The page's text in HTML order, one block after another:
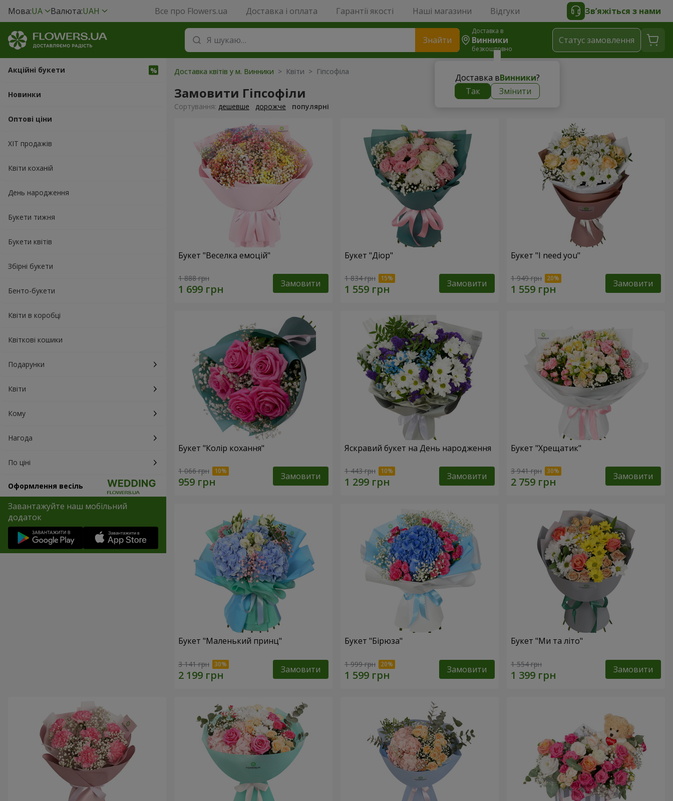
Мова:UA Валюта:UAH Все про Flowers.ua Доставка і оплата Гарантії якості Наші магазини Відгуки Зв’яжіться з нами
Знайти
Доставка в
Винники
безкоштовно
Доставка вВинники?
Так
Змінити
Статус замовлення
Акційні букети
Новинки
Оптові ціни
ХІТ продажів
Квіти коханій
День народження
Букети тижня
Букети квітів
Збірні букети
Бенто-букети
Квіти в коробці
Квіткові кошики
Подарунки
Квіти
Кому
Нагода
По ціні
Оформлення весіль
Завантажуйте наш мобільний
додаток
Доставка квітів у м. Винники > Квіти > Гіпсофіла
Замовити Гіпсофіли
Сортування: дешевше дорожче популярні
Букет "Веселка емоцій"
1 888 грн Замовити
Букет "Діор"
1 834 грн Замовити
Букет "I need you"
1 949 грн Замовити
Букет "Колір кохання"
1 066 грн Замовити
Яскравий букет на День народження
1 443 грн Замовити
Букет "Хрещатик"
3 941 грн Замовити
Букет "Маленький принц"
3 141 грн Замовити
Букет "Бірюза"
1 999 грн Замовити
Букет "Ми та літо"
1 554 грн Замовити